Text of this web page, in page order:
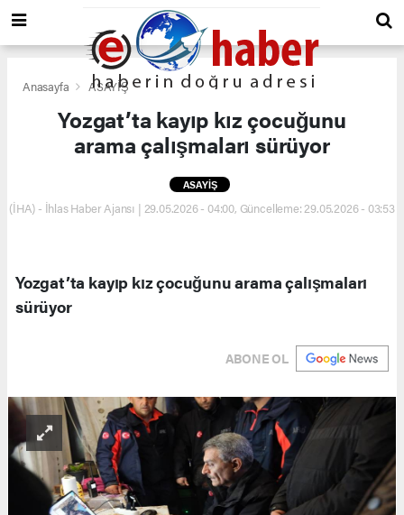
Anasayfa ASAYİŞ
Yozgat’ta kayıp kız çocuğunu
arama çalışmaları sürüyor
ASAYİŞ
(İHA) - İhlas Haber Ajansı | 29.05.2026 - 04:00, Güncelleme: 29.05.2026 - 03:53
Yozgat’ta kayıp kız çocuğunu arama çalışmaları
sürüyor
ABONE OL